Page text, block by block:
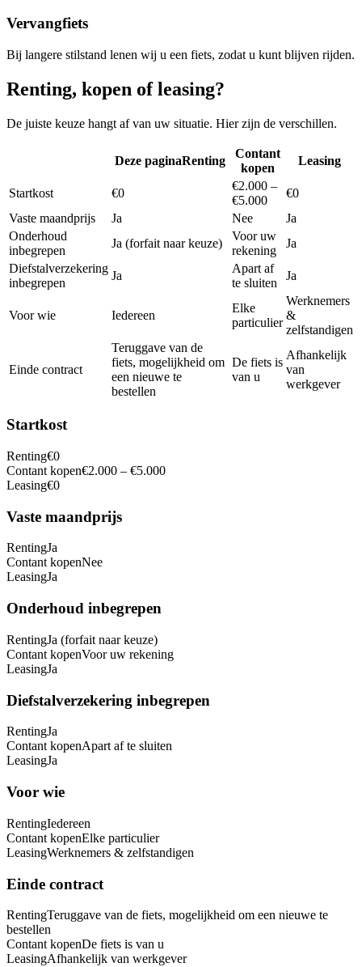
Vervangfiets
Bij langere stilstand lenen wij u een fiets, zodat u kunt blijven rijden.
Renting, kopen of leasing?
De juiste keuze hangt af van uw situatie. Hier zijn de verschillen.
Deze paginaRenting
Contant
kopen
Leasing
Startkost €0
€2.000 –
€5.000
€0
Vaste maandprijs
Ja Nee
Ja
Onderhoud
inbegrepen
Ja (forfait naar keuze)
Voor uw
rekening
Ja
Diefstalverzekering
inbegrepen
Ja
Apart af
te sluiten
Ja
Voor wie Iedereen
Elke
particulier
Werknemers
&
zelfstandigen
Einde contract
Teruggave van de
fiets, mogelijkheid om
een nieuwe te
bestellen
De fiets is
van u
Afhankelijk
van
werkgever
Startkost
Renting€0
Contant kopen€2.000 – €5.000
Leasing€0
Vaste maandprijs
RentingJa
Contant kopenNee
LeasingJa
Onderhoud inbegrepen
RentingJa (forfait naar keuze)
Contant kopenVoor uw rekening
LeasingJa
Diefstalverzekering inbegrepen
RentingJa
Contant kopenApart af te sluiten
LeasingJa
Voor wie
RentingIedereen
Contant kopenElke particulier
LeasingWerknemers & zelfstandigen
Einde contract
RentingTeruggave van de fiets, mogelijkheid om een nieuwe te
bestellen
Contant kopenDe fiets is van u
LeasingAfhankelijk van werkgever